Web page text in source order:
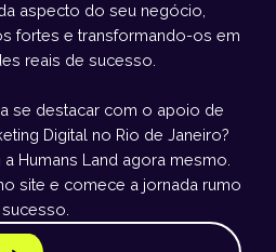
aspecto do seu negócio,
fortes e transformando-os em
reais de sucesso.
se destacar com o apoio de
Digital no Rio de Janeiro?
Humans Land agora mesmo.
site e comece a jornada rumo
sucesso.